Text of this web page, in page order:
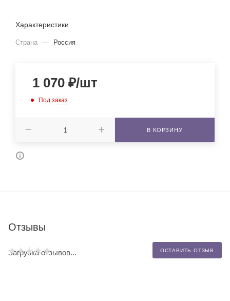
Характеристики
Страна — Россия
1 070 ₽/шт
Под заказ
В КОРЗИНУ
Отзывы
ОСТАВИТЬ ОТЗЫВ
Загрузка отзывов...